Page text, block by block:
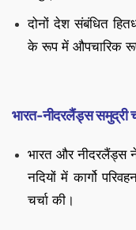
दोनों देश संबंधित
के रूप में औपचारिक
भारत-नीदरलैंड्स समुद्री
भारत और नीदरलैंड्स
नदियों में कार्गो
चर्चा की।